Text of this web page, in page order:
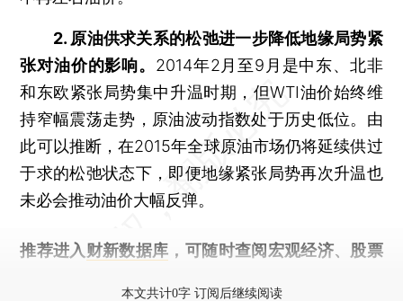
2. 原油供求关系的松弛进一步降低地缘局势紧
张对油价的影响。 2014年2月至9月是中东、北非
和东欧紧张局势集中升温时期，但WTI油价始终维
持窄幅震荡走势，原油波动指数处于历史低位。由
此可以推断，在2015年全球原油市场仍将延续供过
于求的松弛状态下，即便地缘紧张局势再次升温也
未必会推动油价大幅反弹。
推荐进入 财新数据库 ，可随时查阅宏观经济、股票
本文共计0字 订阅后继续阅读